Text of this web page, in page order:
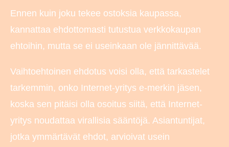
Ennen kuin joku tekee ostoksia kaupassa,
kannattaa ehdottomasti tutustua verkkokaupan
ehtoihin, mutta se ei useinkaan ole jännittävää.
Vaihtoehtoinen ehdotus voisi olla, että tarkastelet
tarkemmin, onko Internet-yritys e-merkin jäsen,
koska sen pitäisi olla osoitus siitä, että Internet-
yritys noudattaa virallisia sääntöjä. Asiantuntijat,
jotka ymmärtävät ehdot, arvioivat usein